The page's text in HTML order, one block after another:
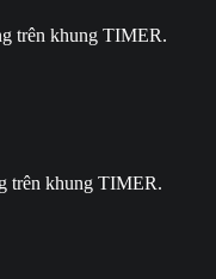
trên khung TIMER.
trên khung TIMER.